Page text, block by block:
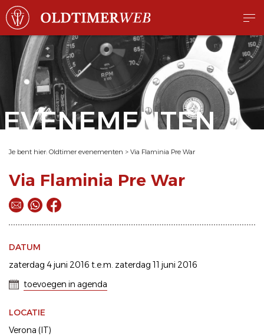
EVENEMENTEN
Je bent hier: Oldtimer evenementen > Via Flaminia Pre War
Via Flaminia Pre War
DATUM
zaterdag 4 juni 2016 t.e.m. zaterdag 11 juni 2016
toevoegen in agenda
LOCATIE
Verona (IT)